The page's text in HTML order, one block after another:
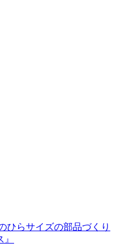
ひらサイズの部品づくり